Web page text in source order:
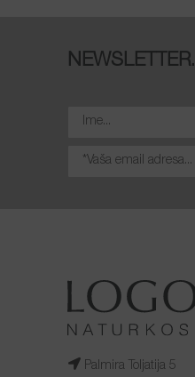
NEWSLETTER.
Palmira Toljatija 5